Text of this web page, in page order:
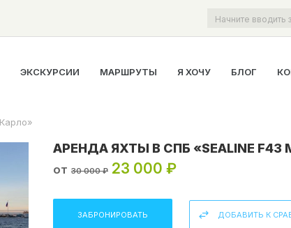
ЭКСКУРСИИ МАРШРУТЫ Я ХОЧУ БЛОГ
АРЕНДА ЯХТЫ В СПБ «SEALINE
от 30 000 ₽ 23 000 ₽
ЗАБРОНИРОВАТЬ ДОБАВИТЬ К